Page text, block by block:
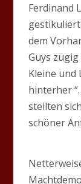
Ferdinand
dem
Guys
Kleine und
hinterher
stellten
schöner